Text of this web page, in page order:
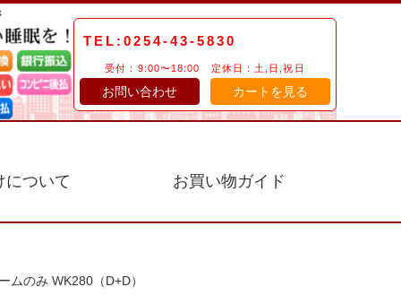
TEL:0254-43-5830
受付：9:00〜18:00 定休日：土,日,祝日
お問い合わせ カートを見る
について お買い物ガイド
のみ WK280（D+D）